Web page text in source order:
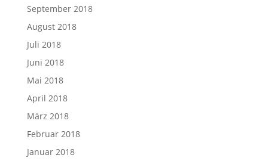
September 2018
August 2018
Juli 2018
Juni 2018
Mai 2018
April 2018
März 2018
Februar 2018
Januar 2018